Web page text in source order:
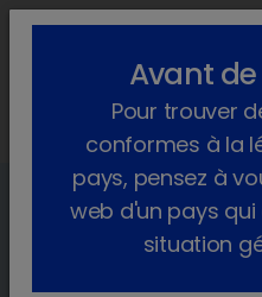
La gestion de la douleur chez
La gestion de la
Avant
Pour trouver
conformes à la
pays, pensez à
web d'un pays
situation